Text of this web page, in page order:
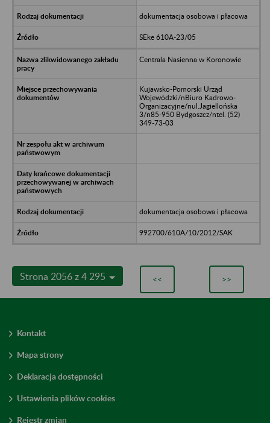
dokumentacja osobowa i płacowa
SEke 610A-23/05
Centrala Nasienna w Koronowie
Kujawsko-Pomorski Urząd
Wojewódzki/nBiuro Kadrowo-
Organizacyjne/nul.Jagiellońska
3/n85-950 Bydgoszcz/ntel. (52)
349-73-03
dokumentacja osobowa i płacowa
992700/610A/10/2012/SAK
Strona 2056 z 4 295 << >>
Kontakt
Mapa strony
Deklaracja dostępności
Ustawienia plików cookies
Rejestr zmian